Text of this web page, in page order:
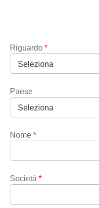
Riguardo *
Paese
Nome *
Società *